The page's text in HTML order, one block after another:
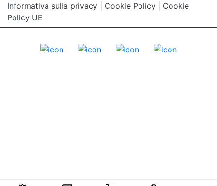
Informativa sulla privacy
Cookie Policy
Cookie
Policy UE